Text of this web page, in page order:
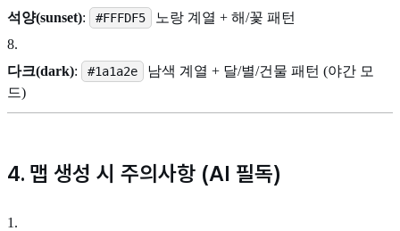
석양(sunset): #FFFDF5
노랑 계열 + 해/꽃 패턴
8.
다크(dark): #1a1a2e
남색 계열 + 달/별/건물 패턴 (야간 모
드)
4. 맵 생성 시 주의사항 (AI 필독)
1 .